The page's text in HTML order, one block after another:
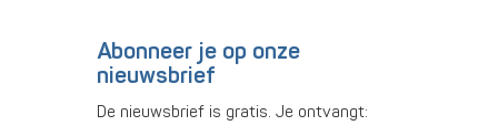
Abonneer je op onze
nieuwsbrief
De nieuwsbrief is gratis. Je ontvangt: